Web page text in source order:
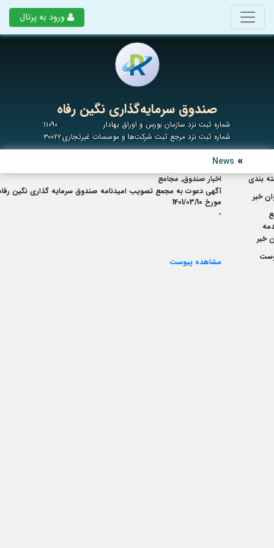
ورود به پرتال
صندوق سرمایه‌گذاری نگین رفاه
شماره ثبت نزد سازمان بورس و اوراق بهادار
۱۱۰۹۰
شماره ثبت نزد مرجع ثبت شرکت‌ها و موسسات غیرتجاری۳۰۰۲۲
News
بندی
اخبار صندوق, مجامع
خبر
آگهی دعوت به مجمع تصویب امیدنامه صندوق سرمایه گذاری نگین
مورخ 1401/03/10
-
خبر
مشاهده پیوست